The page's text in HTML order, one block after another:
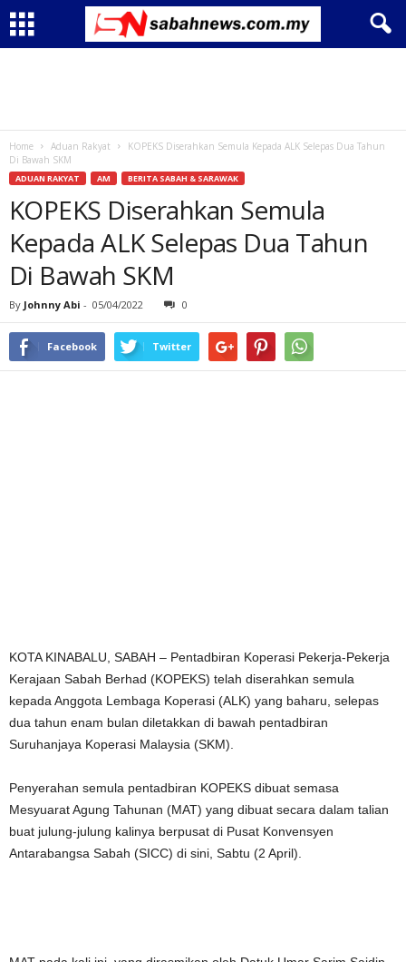
Home Aduan Rakyat
KOPEKS Diserahkan Semula Kepada ALK Selepas Dua Tahun
Di Bawah SKM
ADUAN RAKYAT AM BERITA SABAH & SARAWAK
KOPEKS Diserahkan Semula
Kepada ALK Selepas Dua Tahun
Di Bawah SKM
By Johnny Abi - 05/04/2022 0
Facebook Twitter
KOTA KINABALU, SABAH – Pentadbiran Koperasi Pekerja-Pekerja
Kerajaan Sabah Berhad (KOPEKS) telah diserahkan semula
kepada Anggota Lembaga Koperasi (ALK) yang baharu, selepas
dua tahun enam bulan diletakkan di bawah pentadbiran
Suruhanjaya Koperasi Malaysia (SKM).
Penyerahan semula pentadbiran KOPEKS dibuat semasa
Mesyuarat Agung Tahunan (MAT) yang dibuat secara dalam talian
buat julung-julung kalinya berpusat di Pusat Konvensyen
Antarabangsa Sabah (SICC) di sini, Sabtu (2 April).